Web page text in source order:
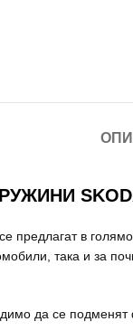
SKODA
предлагат в
така и за
да се подменят